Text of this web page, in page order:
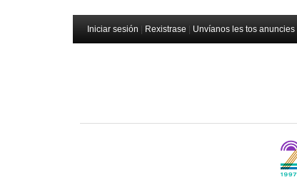
Iniciar sesión Rexistrase Unvíanos les tos anuncies